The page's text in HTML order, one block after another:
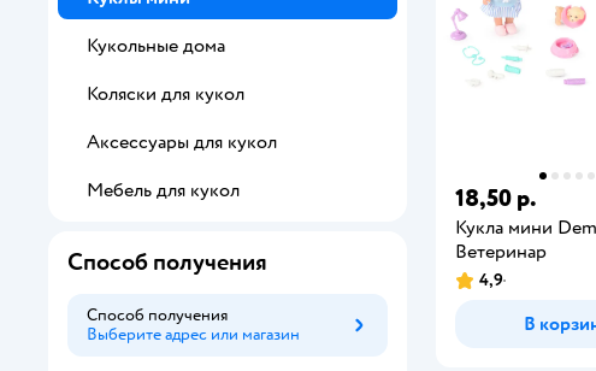
18,50 р.
Кукла мини
Ветеринар
4,9
В
Кукольные дома
Коляски для кукол
Аксессуары для кукол
Мебель для кукол
Способ получения
Способ получения
Выберите адрес или магазин
Способ получения